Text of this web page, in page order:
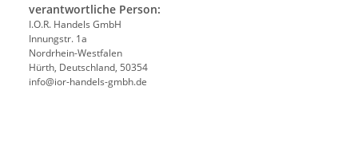
verantwortliche Person:
I.O.R. Handels GmbH
Innungstr. 1a
Nordrhein-Westfalen
Hürth, Deutschland, 50354
info@ior-handels-gmbh.de